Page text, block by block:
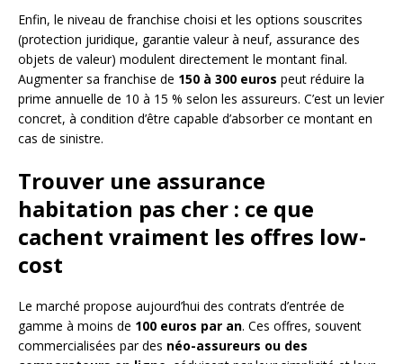
Enfin, le niveau de franchise choisi et les options souscrites
(protection juridique, garantie valeur à neuf, assurance des
objets de valeur) modulent directement le montant final.
Augmenter sa franchise de 150 à 300 euros peut réduire la
prime annuelle de 10 à 15 % selon les assureurs. C’est un levier
concret, à condition d’être capable d’absorber ce montant en
cas de sinistre.
Trouver une assurance
habitation pas cher : ce que
cachent vraiment les offres low-
cost
Le marché propose aujourd’hui des contrats d’entrée de
gamme à moins de 100 euros par an. Ces offres, souvent
commercialisées par des néo-assureurs ou des